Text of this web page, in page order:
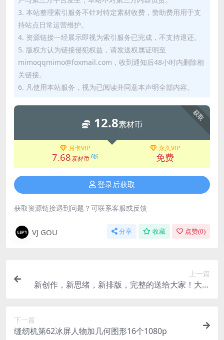
3. 本站整理索引服务不针对特定素材收费，赞助费用用于支
持站点日常运营维护。
4. 资源链接一经展示即视为索引服务已完成，不支持退还。
5. 版权方认为链接侵犯权益，请发送权属证明至
mimoqqmimo@foxmail.com，收到通知后48小时内删除相
关链接。
6. 凡使用本站服务，视为已阅读并同意本声明全部内容。
获取
12.8素材币
月卡VIP
7.68素材币 6折
永久VIP
免费
登录后获取
获取资源链接遇到问题？可联系客服或反馈
VJ GOU 分享 收藏 点赞(0)
上一篇
新创作，新思绪，新排版，完整的送给大家！大家
下一篇
缝纫机第62冰屏人物加几何图形16个1080p